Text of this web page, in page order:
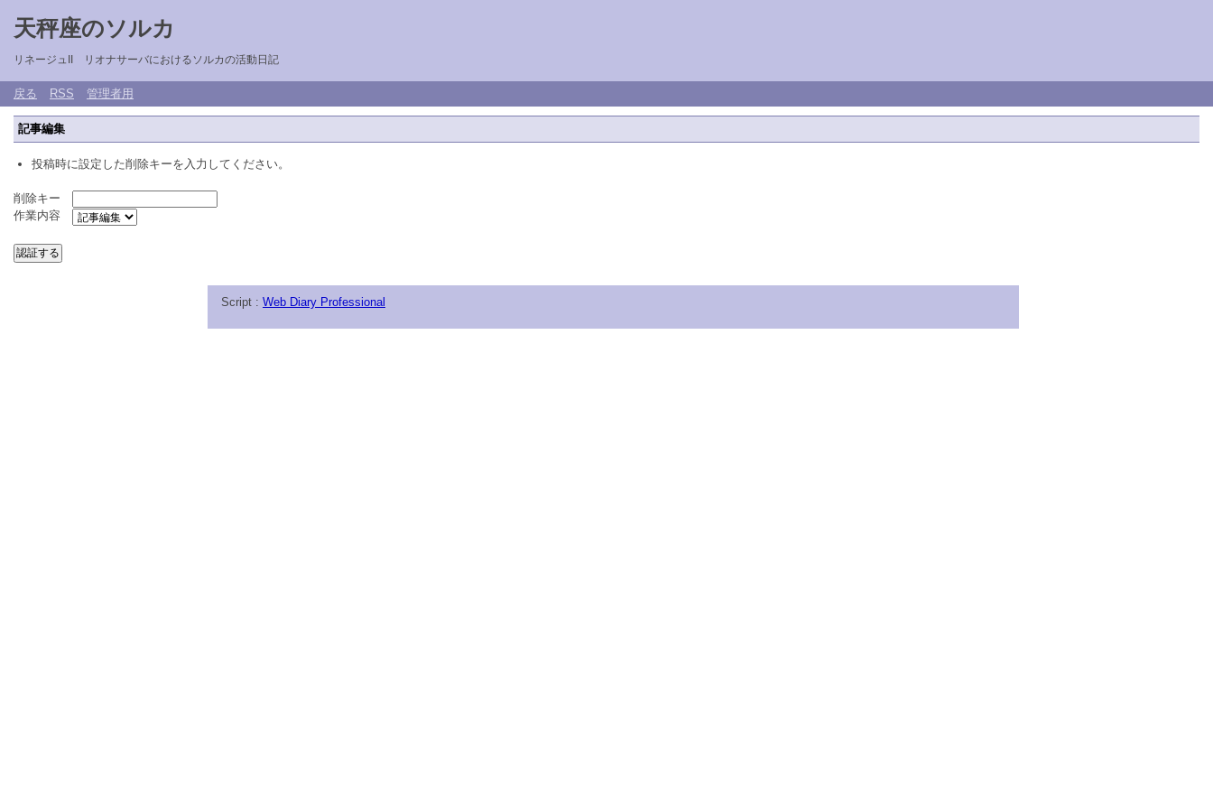
天秤座のソルカ
リネージュII リオナサーバにおけるソルカの活動日記
戻る RSS 管理者用
記事編集
投稿時に設定した削除キーを入力してください。
削除キー
作業内容
Script : Web Diary Professional